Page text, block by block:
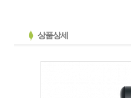
상품상세